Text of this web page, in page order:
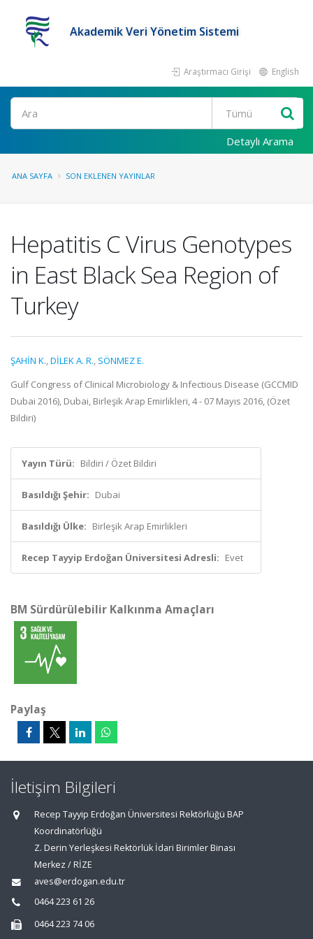
Akademik Veri Yönetim Sistemi
Araştırmacı Girişi English
Ara
Detaylı Arama
ANA SAYFA SON EKLENEN YAYINLAR
Hepatitis C Virus Genotypes
in East Black Sea Region of
Turkey
ŞAHİN K.,DİLEK A. R., SÖNMEZ E.
Gulf Congress of Clinical Microbiology & Infectious Disease (GCCMID
Dubai 2016), Dubai, Birleşik Arap Emirlikleri, 4 - 07 Mayıs 2016, (Özet
Bildiri)
Yayın Türü: Bildiri / Özet Bildiri
Basıldığı Şehir: Dubai
Basıldığı Ülke: Birleşik Arap Emirlikleri
Recep Tayyip Erdoğan Üniversitesi Adresli: Evet
BM Sürdürülebilir Kalkınma Amaçları
Paylaş
İletişim Bilgileri
Recep Tayyip Erdoğan Üniversitesi Rektörlüğü BAP
Koordinatörlüğü
Z. Derin Yerleşkesi Rektörlük İdari Birimler Binası
Merkez / RİZE
aves@erdogan.edu.tr
0464 223 61 26
0464 223 74 06